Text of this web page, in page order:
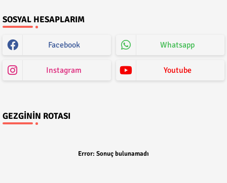
SOSYAL HESAPLARIM
Facebook Whatsapp
Instagram Youtube
GEZGININ ROTASI
Error: Sonuç bulunamadı